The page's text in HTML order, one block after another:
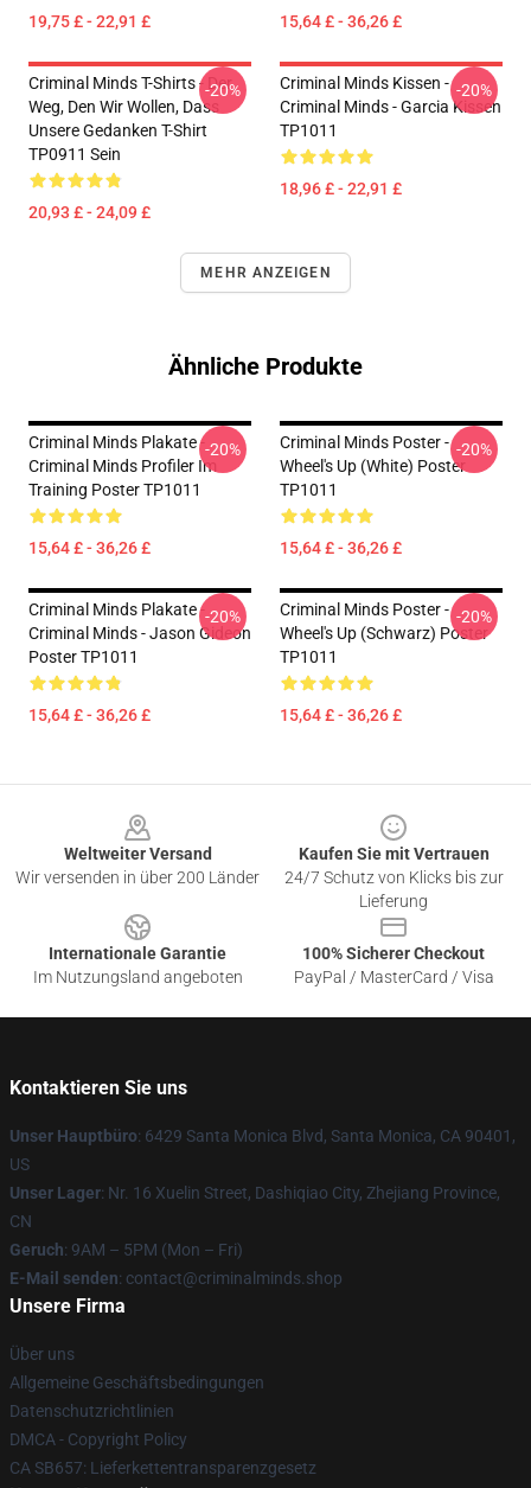
19,75 £ - 22,91 £ 15,64 £ - 36,26 £
Criminal Minds T-Shirts - Der
Weg, Den Wir Wollen, Dass
Unsere Gedanken T-Shirt
TP0911 Sein
20,93 £ - 24,09 £
-20%
Criminal Minds Kissen -
Criminal Minds - Garcia Kissen
TP1011
18,96 £ - 22,91 £
-20%
MEHR ANZEIGEN
Ähnliche Produkte
Criminal Minds Plakate -
Criminal Minds Profiler Im
Training Poster TP1011
15,64 £ - 36,26 £
-20%
Criminal Minds Poster -
Wheel's Up (White) Poster
TP1011
15,64 £ - 36,26 £
-20%
Criminal Minds Plakate -
Criminal Minds - Jason Gideon
Poster TP1011
15,64 £ - 36,26 £
-20%
Criminal Minds Poster -
Wheel's Up (schwarz) Poster
TP1011
15,64 £ - 36,26 £
-20%
Weltweiter Versand
Wir versenden in über 200 Länder
Kaufen Sie mit Vertrauen
24/7 Schutz von Klicks bis zur
Lieferung
Internationale Garantie
Im Nutzungsland angeboten
100% Sicherer Checkout
PayPal / MasterCard / Visa
Kontaktieren Sie uns
Unser Hauptbüro: 6429 Santa Monica Blvd, Santa Monica, CA 90401,
US
Unser Lager: Nr. 16 Xuelin Street, Dashiqiao City, Zhejiang Province,
CN
Geruch: 9AM – 5PM (Mon – Fri)
E-Mail senden: contact@criminalminds.shop
Unsere Firma
Über uns
Allgemeine Geschäftsbedingungen
Datenschutzrichtlinien
DMCA - Copyright Policy
CA SB657: Lieferkettentransparenzgesetz